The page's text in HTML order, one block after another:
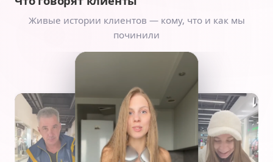
Живые истории клиентов — кому, что и как мы
починили